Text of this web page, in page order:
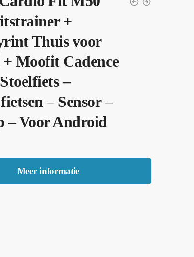
+
Thuis voor
Moofit Cadence
–
– Sensor –
– Voor Android
Meer informatie